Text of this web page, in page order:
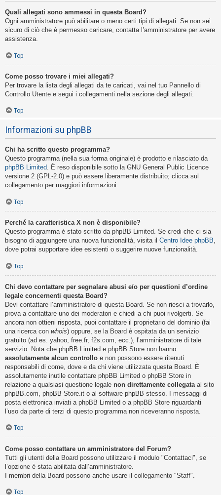
Quali allegati sono ammessi in questa Board?
Ogni amministratore può abilitare o meno certi tipi di allegati. Se non sei
sicuro di ciò che è permesso caricare, contatta l’amministratore per avere
assistenza.
Top
Come posso trovare i miei allegati?
Per trovare la lista degli allegati da te caricati, vai nel tuo Pannello di
Controllo Utente e segui i collegamenti nella sezione degli allegati.
Top
Informazioni su phpBB
Chi ha scritto questo programma?
Questo programma (nella sua forma originale) è prodotto e rilasciato da
phpBB Limited. È reso disponibile sotto la GNU General Public Licence
versione 2 (GPL-2.0) e può essere liberamente distribuito; clicca sul
collegamento per maggiori informazioni.
Top
Perché la caratteristica X non è disponibile?
Questo programma è stato scritto da phpBB Limited. Se credi che ci sia
bisogno di aggiungere una nuova funzionalità, visita il Centro Idee phpBB,
dove potrai supportare idee esistenti o suggerire nuove funzionalità.
Top
Chi devo contattare per segnalare abusi e/o per questioni d’ordine
legale concernenti questa Board?
Devi contattare l’amministratore di questa Board. Se non riesci a trovarlo,
prova a contattare uno dei moderatori e chiedi a chi puoi rivolgerti. Se
ancora non ottieni risposta, puoi contattare il proprietario del dominio (fai
una ricerca con whois) oppure, se la Board è ospitata da un servizio
gratuito (ad es. yahoo, free.fr, f2s.com, ecc.), l’amministratore di tale
servizio. Nota che phpBB Limited e phpBB Store non hanno
assolutamente alcun controllo e non possono essere ritenuti
responsabili di come, dove e da chi viene utilizzata questa Board. È
assolutamente inutile contattare phpBB Limited o phpBB Store in
relazione a qualsiasi questione legale non direttamente collegata al sito
phpBB.com, phpBB-Store.it o al software phpBB stesso. I messaggi di
posta elettronica inviati a phpBB Limited o a phpBB Store riguardanti
l’uso da parte di terzi di questo programma non riceveranno risposta.
Top
Come posso contattare un amministratore del Forum?
Tutti gli utenti della Board possono utilizzare il modulo "Contattaci", se
l’opzione è stata abilitata dall’amministratore.
I membri della Board possono anche usare il collegamento "Staff".
Top